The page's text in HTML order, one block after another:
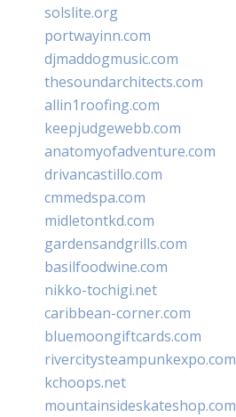
solslite.org
portwayinn.com
djmaddogmusic.com
thesoundarchitects.com
allin1roofing.com
keepjudgewebb.com
anatomyofadventure.com
drivancastillo.com
cmmedspa.com
midletontkd.com
gardensandgrills.com
basilfoodwine.com
nikko-tochigi.net
caribbean-corner.com
bluemoongiftcards.com
rivercitysteampunkexpo.com
kchoops.net
mountainsideskateshop.com